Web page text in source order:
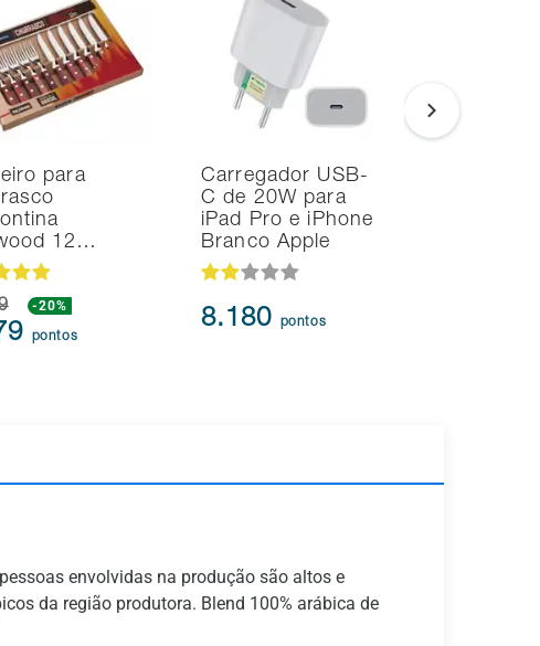
para
12…
-20%
pontos
Carregador USB-
C de 20W para
iPad Pro e iPhone
Branco Apple
8.180 pontos
envolvidas na produção são altos e
da região produtora. Blend 100% arábica de